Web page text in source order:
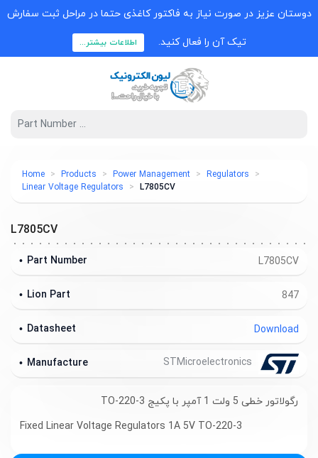
دوستان عزیز در صورت نیاز به فاکتور کاغذی حتما در مراحل ثبت سفارش
تیک آن را فعال کنید. اطلاعات بیشتر...
Home Products Power Management
Regulators
Linear Voltage Regulators
L7805CV
L7805CV
L7805CV
Part Number
847
Lion Part
Download
Datasheet
Manufacture
رگولاتور خطی 5 ولت 1 آمپر با پکیج TO-220-3
Fixed Linear Voltage Regulators 1A 5V TO-220-3